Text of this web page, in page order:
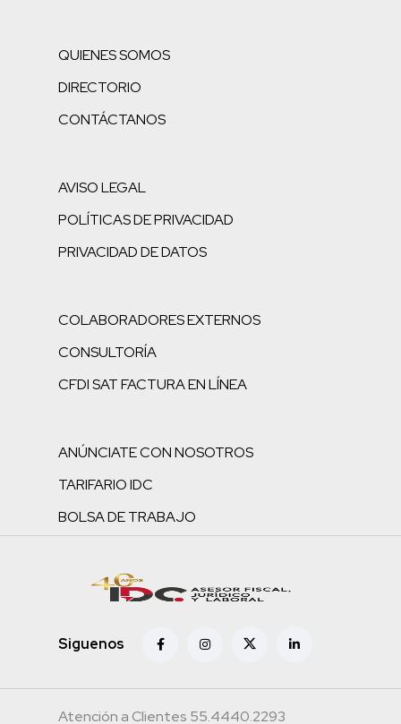
QUIENES SOMOS
DIRECTORIO
CONTÁCTANOS
AVISO LEGAL
POLÍTICAS DE PRIVACIDAD
PRIVACIDAD DE DATOS
COLABORADORES EXTERNOS
CONSULTORÍA
CFDI SAT FACTURA EN LÍNEA
ANÚNCIATE CON NOSOTROS
TARIFARIO IDC
BOLSA DE TRABAJO
Siguenos
Atención a Clientes 55.4440.2293